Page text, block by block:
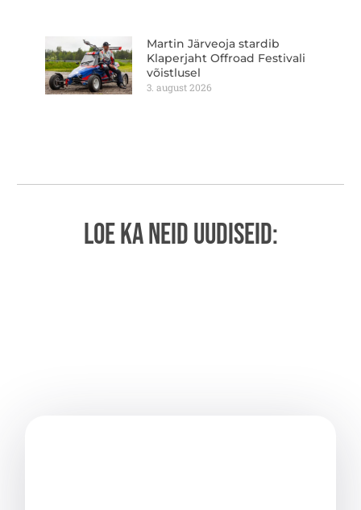
Martin Järveoja stardib
Klaperjaht Offroad Festivali
võistlusel
3. august 2026
LOE KA NEID UUDISEID: